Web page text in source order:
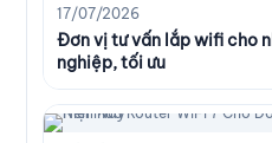
17/07/2026
Đơn vị tư vấn lắp wifi cho
nghiệp, tối ưu